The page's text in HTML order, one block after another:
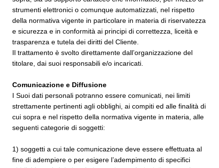
strumenti elettronici o comunque automatizzati, nel rispetto
della normativa vigente in particolare in materia di riservatezza
e sicurezza e in conformità ai principi di correttezza, liceità e
trasparenza e tutela dei diritti del Cliente.
Il trattamento è svolto direttamente dall’organizzazione del
titolare, dai suoi responsabili e/o incaricati.
Comunicazione e Diffusione
I Suoi dati personali potranno essere comunicati, nei limiti
strettamente pertinenti agli obblighi, ai compiti ed alle finalità di
cui sopra e nel rispetto della normativa vigente in materia, alle
seguenti categorie di soggetti:
1) soggetti a cui tale comunicazione deve essere effettuata al
fine di adempiere o per esigere l’adempimento di specifici